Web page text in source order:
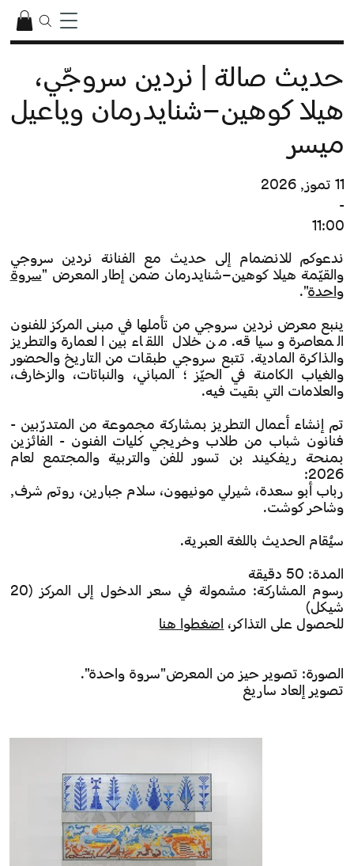
ندعوكم للانضمام إلى حديث مع الفنانة نردين سروجي
والقيّمة هيلا كوهين–شنايدرمان ضمن إطار المعرض "سروة
واحدة".
ينبع معرض نردين سروجي من تأملها في مبنى المركز للفنون
المعاصرة وسياقه. من خلال اللقاء بين العمارة والتطريز
والذاكرة المادية. تتبع سروجي طبقات من التاريخ والحضور
والغياب الكامنة في الحيّز ؛ المباني، والنباتات، والزخارف،
والعلامات التي بقيت فيه.
تم إنشاء أعمال التطريز بمشاركة مجموعة من المتدرّبين -
فنانون شباب من طلاب وخريجي كليات الفنون - الفائزين
بمنحة ريفكيند بن تسور للفن والتربية والمجتمع لعام
2026:
رباب أبو سعدة، شيرلي مونيهون، سلام جبارين، روتم شرف,
وشاحر كوشت.
سيُقام الحديث باللغة العبرية.
المدة: 50 دقيقة
رسوم المشاركة: مشمولة في سعر الدخول إلى المركز (20
شيكل)
للحصول على التذاكر، اضغطوا هنا
الصورة: تصوير حيز من المعرض"سروة واحدة".
تصوير إلعاد ساريغ
حديث صالة | نردين سروجّي٬
هيلا كوهين–شنايدرمان وياعيل
ميسر
11 تموز, 2026
-
11:00